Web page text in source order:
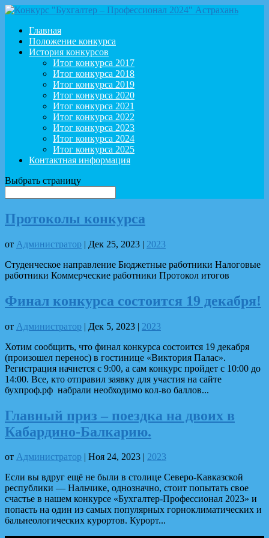
Главная
Положение конкурса
История конкурсов
Итог конкурса 2017
Итог конкурса 2018
Итог конкурса 2019
Итог конкурса 2020
Итог конкурса 2021
Итог конкурса 2022
Итог конкурса 2023
Итог конкурса 2024
Итог конкурса 2025
Контактная информация
Выбрать страницу
Протоколы конкурса
от Администратор | Дек 25, 2023 | 2023
Студенческое направление Бюджетные работники Налоговые
работники Коммерческие работники Протокол итогов
Финал конкурса состоится 19 декабря!
от Администратор | Дек 5, 2023 | 2023
Хотим сообщить, что финал конкурса состоится 19 декабря
(произошел перенос) в гостинице «Виктория Палас».
Регистрация начнется с 9:00, а сам конкурс пройдет с 10:00 до
14:00. Все, кто отправил заявку для участия на сайте
бухпроф.рф набрали необходимо кол-во баллов...
Главный приз – поездка на двоих в
Кабардино-Балкарию.
от Администратор | Ноя 24, 2023 | 2023
Если вы вдруг ещё не были в столице Северо-Кавказской
республики — Нальчике, однозначно, стоит попытать свое
счастье в нашем конкурсе «Бухгалтер-Профессионал 2023» и
попасть на один из самых популярных горноклиматических и
бальнеологических курортов. Курорт...